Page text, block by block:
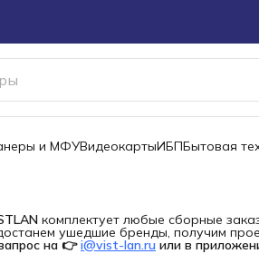
и МФУВидеокартыИБПБытовая
комплектует любые сборные
ушедшие бренды, получим
на 👉 i@vist-lan.ru или в